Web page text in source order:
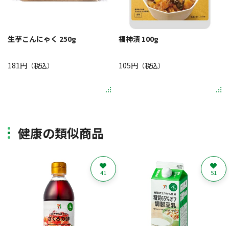
生芋こんにゃく 250g
181円 （税込）
福神漬 100g
105円（税込）
健康の類似商品
41 51